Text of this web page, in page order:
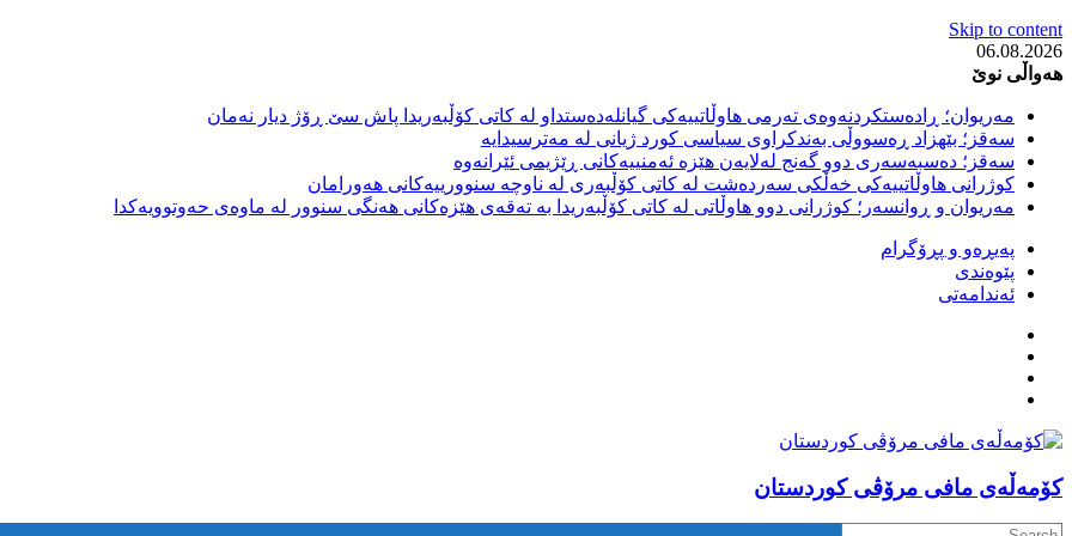
Skip to content
06.08.2026
هەواڵی نوێ
مەریوان؛ ڕادەستکردنەوەی تەرمی هاوڵاتییەکی گیانلەدەستداو لە کاتی کۆڵبەریدا پاش سێ ڕۆژ دیار نەمان
سەقز؛ بێهزاد ڕەسووڵی بەندکراوی سیاسی کورد ژیانی لە مەترسیدایە
سەقز؛ دەسبەسەری دوو گەنج لەلایەن هێزە ئەمنییەکانی ڕێژیمی ئێرانەوە
کوژرانی هاوڵاتییەکی خەڵکی سەردەشت لە کاتی کۆڵبەری لە ناوچە سنوورییەکانی هەورامان
مەریوان و ڕوانسەر؛ کوژرانی دوو هاوڵاتی لە کاتی کۆڵبەریدا بە تەقەی هێزەکانی هەنگی سنوور لە ماوەی حەوتوویەکدا
پەیڕەو و پڕۆگرام
پێوەندی
ئەندامەتی
كۆمه‌ڵه‌ی مافی مرۆڤی کوردستان